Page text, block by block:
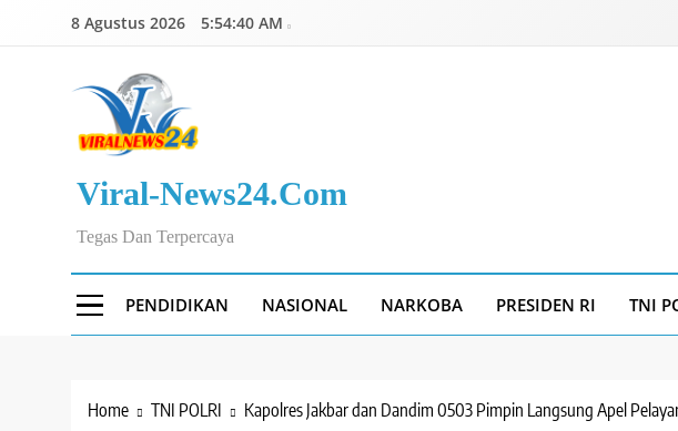
8 Agustus 2026 5:54:41 AM
Viral-News24.com
Tegas Dan Terpercaya
PENDIDIKAN NASIONAL NARKOBA PRESIDEN RI TNI
Home TNI POLRI Kapolres Jakbar dan Dandim 0503 Pimpin Langsung Apel